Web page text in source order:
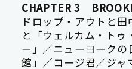
CHAPTER 3
ドロップ・アウトと
と「ウェルカム・ト
ー」／ニューヨーク
館」／コージ君／ジャ